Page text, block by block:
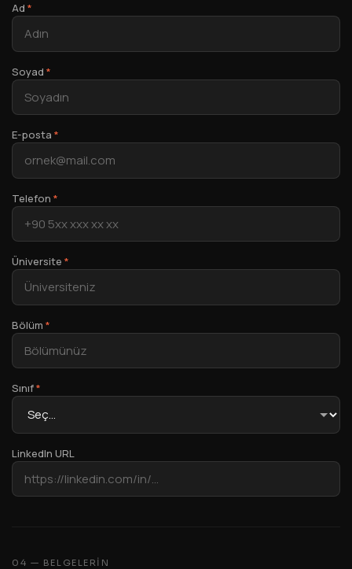
Ad *
Soyad *
E-posta *
Telefon *
Üniversite *
Bölüm *
Sınıf*
LinkedIn URL
04 — BELGELERIN